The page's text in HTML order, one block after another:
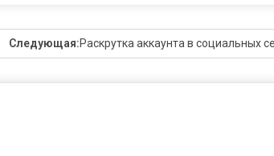
Следующая:Раскрутка аккаунта в социальных